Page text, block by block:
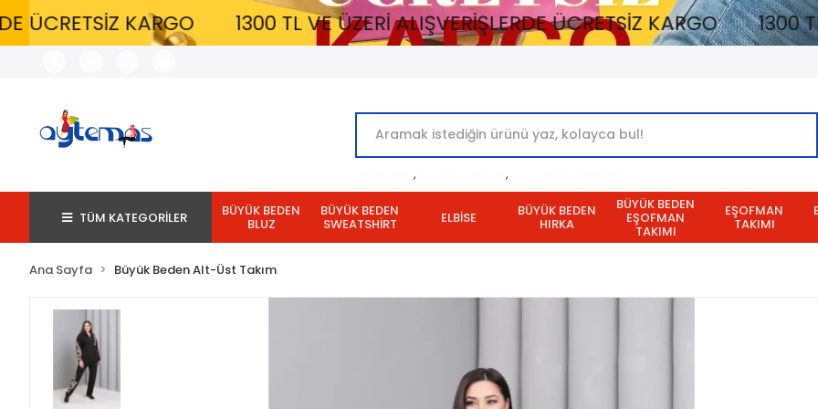
KARGO 1300 TL VE ÜZERİ ALIŞVERİŞLERDE ÜCRETSİZ KARGO 1300 TL VE ÜZERİ
, ,
TÜM KATEGORİLER BÜYÜK BEDEN
BLUZ
BÜYÜK BEDEN
SWEATSHİRT ELBİSE BÜYÜK BEDEN
HIRKA
BÜYÜK BEDEN
EŞOFMAN
TAKIMI
EŞOFMAN
TAKIMI
Ana Sayfa Büyük Beden Alt-Üst Takım